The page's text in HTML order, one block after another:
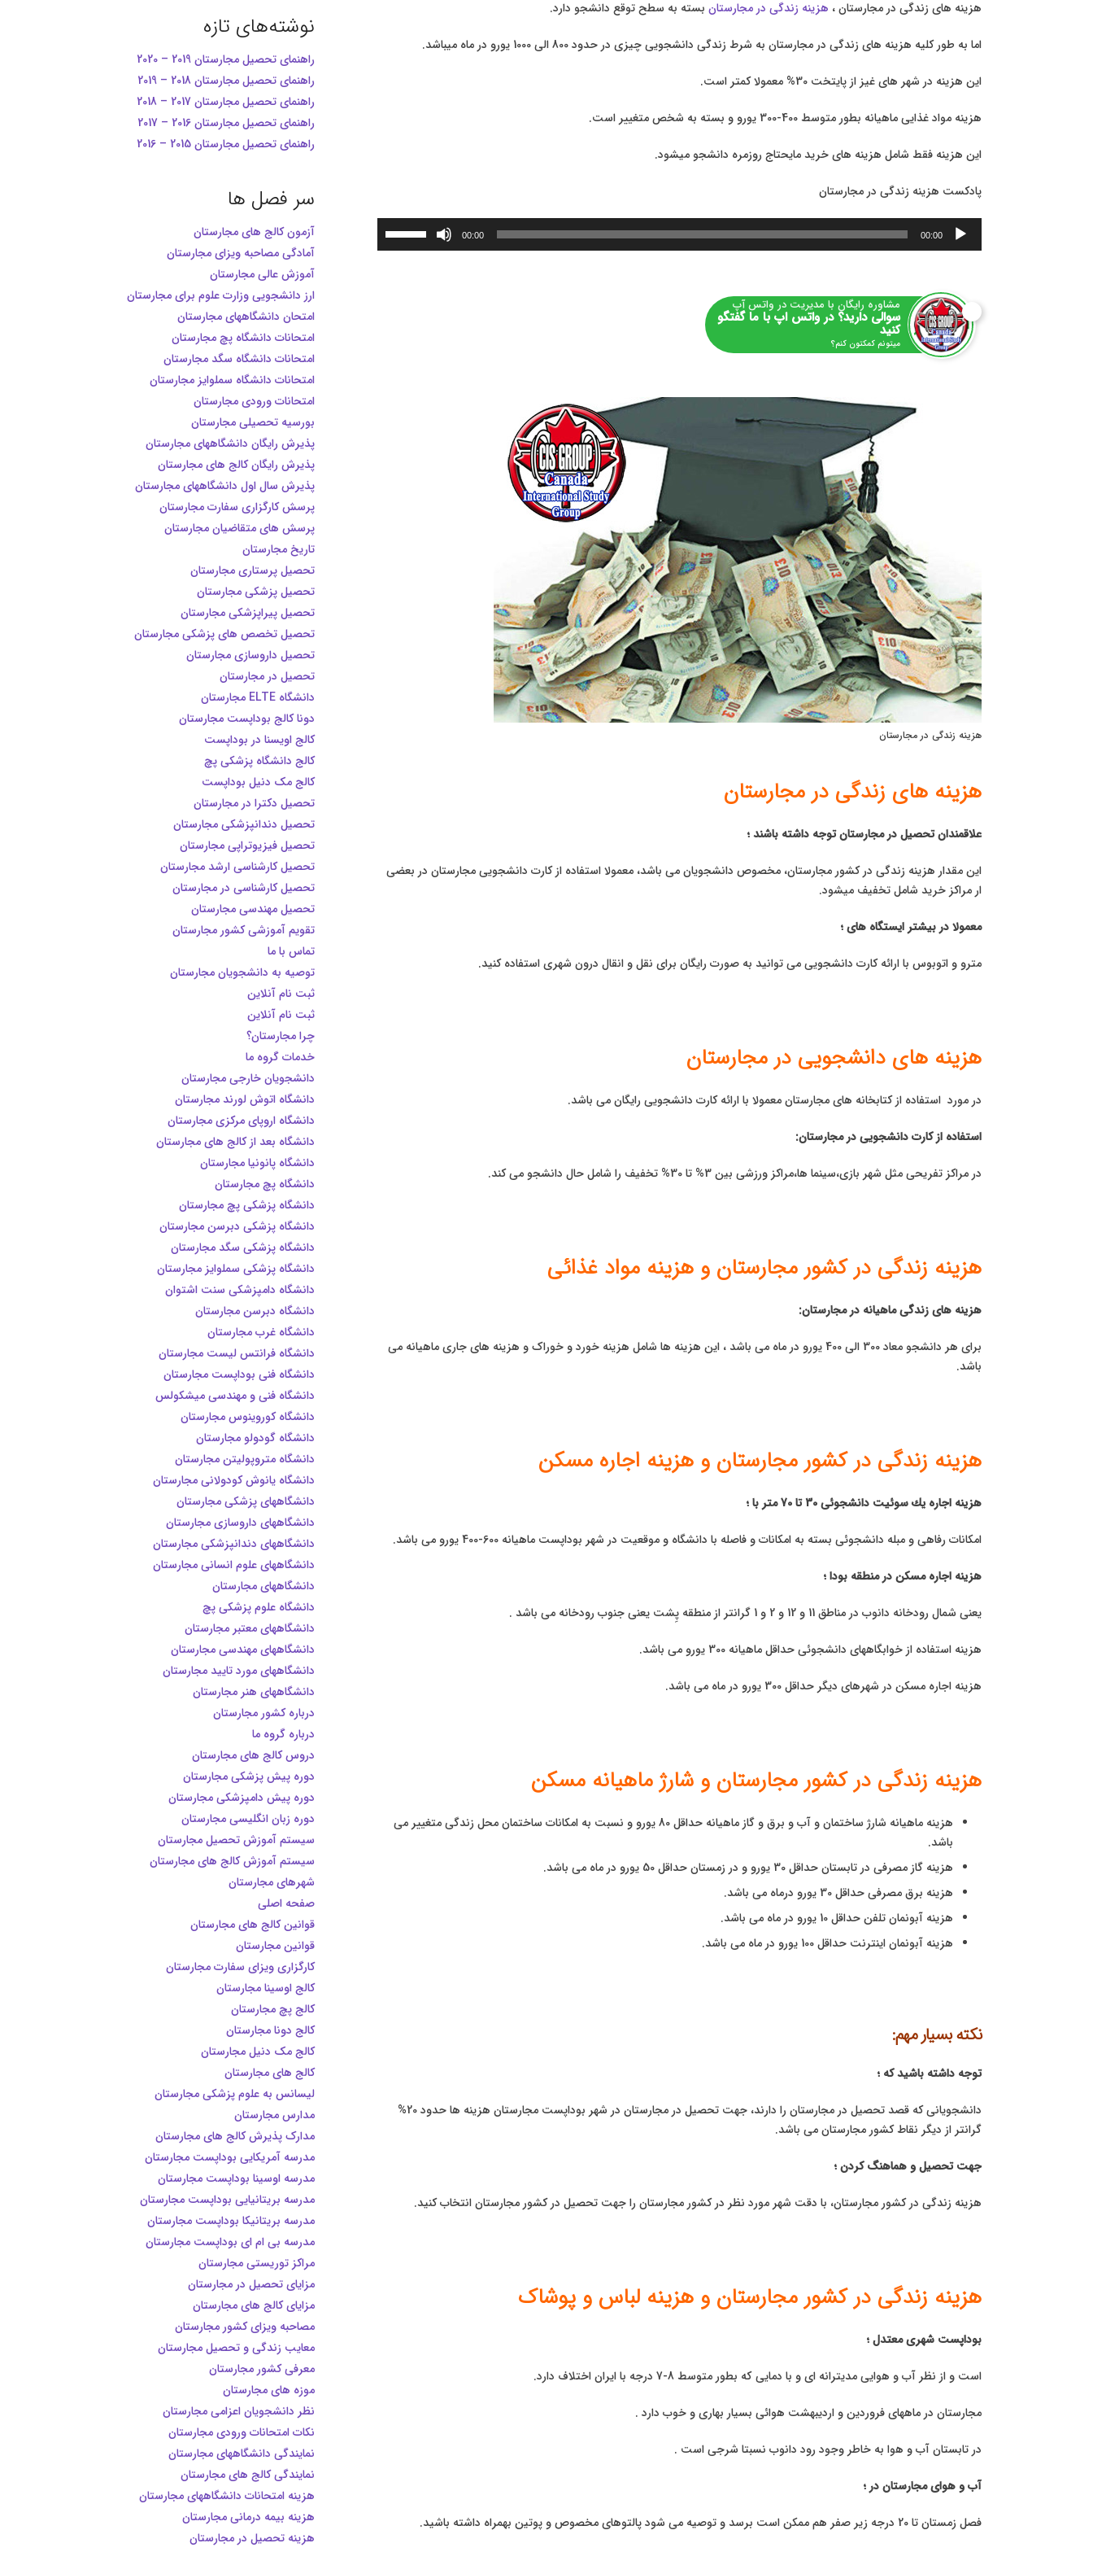
هزینه های زندگی در مجارستان ، هزینه زندگی در مجارستان بسته به سطح توقع دانشجو دارد.
اما به طور کلیه هزینه های زندگی در مجارستان به شرط زندگی دانشجویی چیزی در حدود 800 الی 1000 یورو در ماه میباشد.
این هزینه در شهر های غیز از پایتخت 30% معمولا کمتر است.
هزینه مواد غذایی ماهيانه بطور متوسط 400-300 یورو و بسته به شخص متغییر است.
این هزینه فقط شامل هزینه های خرید مایحتاج روزمره دانشجو میشود.
پادکست هزینه زندگی در مجارستان
پخش‌کننده
صوت
00:00
00:00
مشاوره رایگان با مدیریت در واتس آپ
سوالی دارید؟ در واتس اپ با ما گفتگو
کنید
میتونم کمکتون کنم؟
هزینه زندگی در مجارستان
هزینه های زندگی در مجارستان
علاقمندان تحصیل در مجارستان توجه داشته باشند ؛
این مقدار هزینه زندگی در کشور مجارستان، مخصوص دانشجویان می باشد، معمولا استفاده از کارت دانشجویی مجارستان در بعضی
ار مراکز خرید شامل تخفیف میشود.
معمولا در بیشتر ایستگاه های ؛
مترو و اتوبوس با ارائه کارت دانشجویی می توانید به صورت رایگان برای نقل و انقال درون شهری استفاده کنید.
هزینه های دانشجویی در مجارستان
در مورد استفاده از کتابخانه های مجارستان معمولا با ارائه کارت دانشجویی رایگان می باشد.
استفاده از کارت دانشجویی در مجارستان:
در مراکز تفریحی مثل شهر بازی،سینما ها،مراکز ورزشی بین 3% تا 30% تخفیف را شامل حال دانشجو می کند.
هزینه زندگی در کشور مجارستان و هزینه مواد غذائی
هزینه های زندگی ماهیانه در مجارستان:
برای هر دانشجو معاد 300 الی 400 یورو در ماه می باشد ، این هزینه ها شامل هزینه خورد و خوراک و هزینه های جاری ماهیانه می
باشد.
هزینه زندگی در کشور مجارستان و هزینه اجاره مسكن
هزینه اجاره یك سوئیت دانشجوئی 30 تا 70 متر با ؛
امكانات رفاهی و مبله دانشجوئی بسته به امكانات و فاصله با دانشگاه و موقعیت در شهر بوداپست ماهیانه 600-400 یورو می باشد.
هزینه اجاره مسكن در منطقه بودا ؛
یعنی شمال رودخانه دانوب در مناطق 11 و 12 و 2 و 1 گرانتر از منطقه پِشت یعنی جنوب رودخانه می باشد .
هزینه استفاده از خوابگاههای دانشجوئی حداقل ماهیانه 300 یورو می باشد.
هزینه اجاره مسکن در شهرهای دیگر حداقل 300 یورو در ماه می باشد.
هزینه زندگی در کشور مجارستان و شارژ ماهیانه مسکن
هزینه ماهیانه شارژ ساختمان و آب و برق و گاز ماهیانه حداقل 80 یورو و نسبت به امکانات ساختمان محل زندگی متغییر می
باشد.
هزینه گاز مصرفی در تابستان حداقل 30 یورو و در زمستان حداقل 50 یورو در ماه می باشد.
هزینه برق مصرفی حداقل 30 یورو درماه می باشد.
هزینه آبونمان تلفن حداقل 10 یورو در ماه می باشد.
هزینه آبونمان اینترنت حداقل 100 یورو در ماه می باشد.
نکته بسیار مهم:
توجه داشته باشید که ؛
دانشجویانی که قصد تحصیل در مجارستان را دارند، جهت تحصیل در مجارستان در شهر بوداپست مجارستان هزینه ها حدود 20%
گرانتر از دیگر نقاط کشور مجارستان می باشد.
جهت تحصیل و هماهنگ کردن ؛
هزینه زندگی در کشور مجارستان، با دقت شهر مورد نظر در کشور مجارستان را جهت تحصیل در کشور مجارستان انتخاب کنید.
هزینه زندگی در کشور مجارستان و هزینه لباس و پوشاک
بوداپست شهری معتدل ؛
است و از نظر آب و هوایی مدیترانه ای و با دمایی كه بطور متوسط 8-7 درجه با ایران اختلاف دارد.
مجارستان در ماههای فروردین و اردیبهشت هوائی بسیار بهاری و خوب دارد .
در تابستان آب و هوا به خاطر وجود رود دانوب نسبتا شرجی است .
آب و هوای مجارستان در ؛
فصل زمستان تا 20 درجه زیر صفر هم ممكن است برسد و توصیه می شود پالتوهای مخصوص و پوتین بهمراه داشته باشید.
نوشته‌های تازه
راهنمای تحصیل مجارستان 2019 – 2020
راهنمای تحصیل مجارستان 2018 – 2019
راهنمای تحصیل مجارستان 2017 – 2018
راهنمای تحصیل مجارستان 2016 – 2017
راهنمای تحصیل مجارستان 2015 – 2016
سر فصل ها
آزمون کالج های مجارستان
آمادگی مصاحبه ویزای مجارستان
آموزش عالی مجارستان
ارز دانشجویی وزارت علوم برای مجارستان
امتحان دانشگاههای مجارستان
امتحانات دانشگاه پچ مجارستان
امتحانات دانشگاه سگد مجارستان
امتحانات دانشگاه سملوایز مجارستان
امتحانات ورودی مجارستان
بورسیه تحصیلی مجارستان
پذیرش رایگان دانشگاههای مجارستان
پذیرش رایگان کالج های مجارستان
پذیرش سال اول دانشگاههای مجارستان
پرسش کارگزاری سفارت مجارستان
پرسش های متقاضیان مجارستان
تاریخ مجارستان
تحصیل پرستاری مجارستان
تحصیل پزشکی مجارستان
تحصیل پیراپزشکی مجارستان
تحصیل تخصص های پزشکی مجارستان
تحصیل داروسازی مجارستان
تحصیل در مجارستان
دانشگاه ELTE مجارستان
دونا کالج بوداپست مجارستان
کالج اویسنا در بوداپست
کالج دانشگاه پزشکی پچ
کالج مک دنیل بوداپست
تحصیل دکترا در مجارستان
تحصیل دندانپزشکی مجارستان
تحصیل فیزیوتراپی مجارستان
تحصیل کارشناسی ارشد مجارستان
تحصیل کارشناسی در مجارستان
تحصیل مهندسی مجارستان
تقویم آموزشی کشور مجارستان
تماس با ما
توصیه به دانشجویان مجارستان
ثبت نام آنلاین
ثبت نام آنلاین
چرا مجارستان؟
خدمات گروه ما
دانشجویان خارجی مجارستان
دانشگاه اتوش لورند مجارستان
دانشگاه اروپای مرکزی مجارستان
دانشگاه بعد از کالج های مجارستان
دانشگاه پانونیا مجارستان
دانشگاه پچ مجارستان
دانشگاه پزشکی پچ مجارستان
دانشگاه پزشکی دبرسن مجارستان
دانشگاه پزشکی سگد مجارستان
دانشگاه پزشکی سملوایز مجارستان
دانشگاه دامپزشکی سنت اشتوان
دانشگاه دبرسن مجارستان
دانشگاه غرب مجارستان
دانشگاه فرانتس لیست مجارستان
دانشگاه فنی بوداپست مجارستان
دانشگاه فنی و مهندسی میشکولس
دانشگاه کوروینوس مجارستان
دانشگاه گودولو مجارستان
دانشگاه متروپولیتن مجارستان
دانشگاه یانوش کودولانی مجارستان
دانشگاههای پزشکی مجارستان
دانشگاههای داروسازی مجارستان
دانشگاههای دندانپزشکی مجارستان
دانشگاههای علوم انسانی مجارستان
دانشگاههای مجارستان
دانشگاه علوم پزشکی پچ
دانشگاههای معتبر مجارستان
دانشگاههای مهندسی مجارستان
دانشگاههای مورد تایيد مجارستان
دانشگاههای هنر مجارستان
درباره کشور مجارستان
درباره گروه ما
دروس کالج های مجارستان
دوره پیش پزشکی مجارستان
دوره پیش دامپزشکی مجارستان
دوره زبان انگلیسی مجارستان
سیستم آموزش تحصیل مجارستان
سیستم آموزش کالج های مجارستان
شهرهای مجارستان
صفحه اصلی
قوانین کالج های مجارستان
قوانین مجارستان
کارگزاری ویزای سفارت مجارستان
کالج اوسینا مجارستان
کالج پچ مجارستان
کالج دونا مجارستان
کالج مک دنیل مجارستان
کالج های مجارستان
لیسانس به علوم پزشکی مجارستان
مدارس مجارستان
مدارک پذیرش کالج های مجارستان
مدرسه آمریکایی بوداپست مجارستان
مدرسه اوسینا بوداپست مجارستان
مدرسه بریتانیایی بوداپست مجارستان
مدرسه بریتانیکا بوداپست مجارستان
مدرسه بی ام ای بوداپست مجارستان
مراکز توریستی مجارستان
مزایای تحصیل در مجارستان
مزایای کالج های مجارستان
مصاحبه ویزای کشور مجارستان
معایب زندگی و تحصیل مجارستان
معرفی کشور مجارستان
موزه های مجارستان
نظر دانشجویان اعزامی مجارستان
نکات امتحانات ورودی مجارستان
نمایندگی دانشگاههای مجارستان
نمایندگی کالج های مجارستان
هزینه امتحانات دانشگاههای مجارستان
هزینه بیمه درمانی مجارستان
هزینه تحصیل در مجارستان